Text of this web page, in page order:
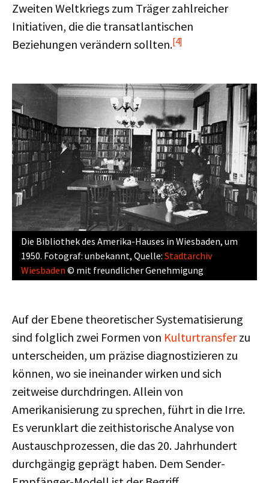
Zweiten Weltkriegs zum Träger zahlreicher
Initiativen, die die transatlantischen
Beziehungen verändern sollten.[4]
Die Bibliothek des Amerika-Hauses in Wiesbaden, um
1950. Fotograf: unbekannt, Quelle: Stadtarchiv
Wiesbaden © mit freundlicher Genehmigung
Auf der Ebene theoretischer Systematisierung
sind folglich zwei Formen von Kulturtransferzu
unterscheiden, um präzise diagnostizieren zu
können, wo sie ineinander wirken und sich
zeitweise durchdringen. Allein von
Amerikanisierung zu sprechen, führt in die Irre.
Es verunklart die zeithistorische Analyse von
Austauschprozessen, die das 20. Jahrhundert
durchgängig geprägt haben. Dem Sender-